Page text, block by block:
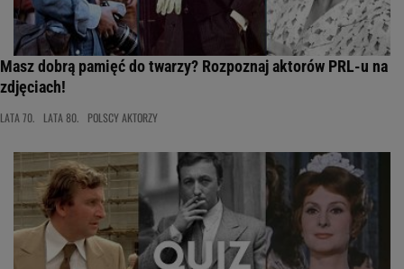
Masz dobrą pamięć do twarzy? Rozpoznaj aktorów PRL-u na
zdjęciach!
LATA 70. LATA 80. POLSCY AKTORZY